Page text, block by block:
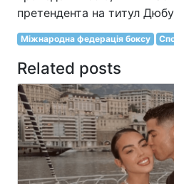
претендента на титул
Міжнародна федерація боксу
Related posts